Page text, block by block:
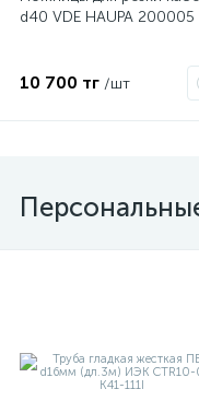
d40 VDE HAUPA 200005
10 700 тг /шт